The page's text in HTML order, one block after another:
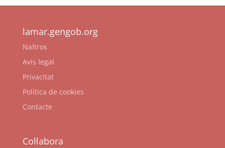
lamar.gengob.org
Naltros
Avis legal
Privacitat
Política de cookies
Contacte
Col·labora